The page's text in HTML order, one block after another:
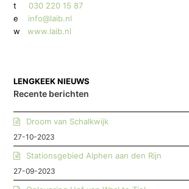
t030 220 15 87
e info@laib.nl
w
www.laib.nl
LENGKEEK NIEUWS
Recente berichten
Droom van Schalkwijk
27-10-2023
Stationsgebied Alphen aan den Rijn
27-09-2023